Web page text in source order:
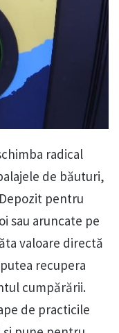
radical
de băuturi,
pentru
sau aruncate pe
valoare directă
recupera
cumpărării.
de practicile